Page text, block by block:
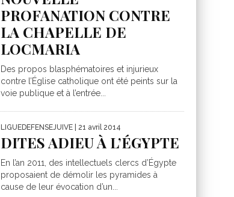
PROFANATION CONTRE
LA CHAPELLE DE
LOCMARIA
Des propos blasphématoires et injurieux
contre l’Église catholique ont été peints sur la
voie publique et à l’entrée...
LIGUEDEFENSEJUIVE | 21 avril 2014
DITES ADIEU À L’ÉGYPTE
En l’an 2011, des intellectuels clercs d’Égypte
proposaient de démolir les pyramides à
cause de leur évocation d’un...